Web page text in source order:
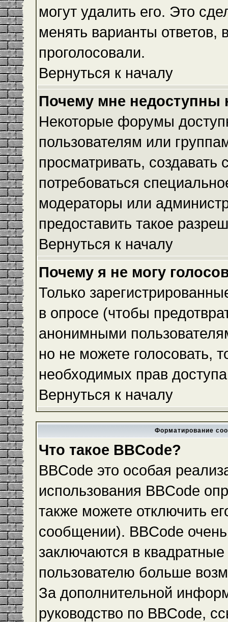
могут удалить его. Это
менять варианты ответов,
проголосовали.
Вернуться к началу
Почему мне
Некоторые форумы
пользователям или
просматривать,
потребоваться
модераторы или
предоставить такое
Вернуться к началу
Почему я не могу
Только
в опросе (чтобы
анонимными
но не можете голосовать,
необходимых прав
Вернуться к началу
Форматирование
Что такое BBCode?
BBCode это особая
использования BBCode
также можете отключить
сообщении). BBCode
заключаются в
пользователю больше
За дополнительной
руководство по BBCode,